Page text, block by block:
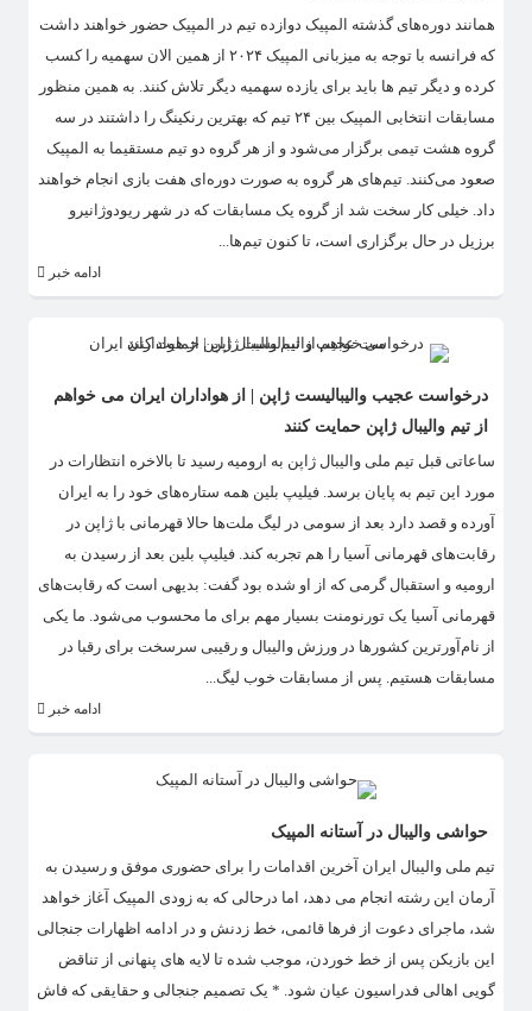
همانند دوره‌های گذشته المپیک دوازده تیم در المپیک حضور خواهند داشت
که فرانسه با توجه به میزبانی المپیک ۲۰۲۴ از همین الان سهمیه را کسب
کرده و دیگر تیم‌ ها باید برای یازده سهمیه دیگر تلاش کنند. به همین منظور
مسابقات انتخابی المپیک بین ۲۴ تیم که بهترین رنکینگ را داشتند در سه
گروه هشت تیمی برگزار می‌شود و از هر گروه دو تیم مستقیما به المپیک
صعود می‌کنند. تیم‌های هر گروه به صورت دوره‌ای هفت بازی انجام خواهند
داد. خیلی کار سخت شد از گروه یک مسابقات که در شهر ریودوژانیرو
برزیل در حال برگزاری است، تا کنون تیم‌ها...
ادامه خبر
درخواست عجیب والیبالیست ژاپن | از هواداران ایران می خواهم
از تیم والیبال ژاپن حمایت کنند
​ساعاتی قبل تیم ملی والیبال ژاپن به ارومیه رسید تا بالاخره انتظارات در
مورد این تیم به پایان برسد. فیلیپ بلین همه ستاره‌های خود را به ایران
آورده و قصد دارد بعد از سومی در لیگ ملت‌ها حالا قهرمانی با ژاپن در
رقابت‌های قهرمانی آسیا را هم تجربه کند. فیلیپ بلین بعد از رسیدن به
ارومیه و استقبال گرمی که از او شده بود گفت: بدیهی است که رقابت‌های
قهرمانی آسیا یک تورنومنت بسیار مهم برای ما محسوب می‌شود. ما یکی
از نام‌آورترین کشورها در ورزش والیبال ‌و رقیبی سرسخت برای رقبا در
مسابقات هستیم. پس از مسابقات خوب لیگ...
ادامه خبر
حواشی والیبال در آستانه المپیک
تیم ملی والیبال ایران آخرین اقدامات را برای حضوری موفق و رسیدن به
آرمان این رشته انجام می دهد، اما درحالی که به زودی المپیک آغاز خواهد
شد، ماجرای دعوت از فرها قائمی، خط زدنش و در ادامه اظهارات جنجالی
این بازیکن پس از خط خوردن، موجب شده تا لایه های پنهانی از تناقض
گویی اهالی فدراسیون عیان شود. * یک تصمیم جنجالی و حقایقی که فاش